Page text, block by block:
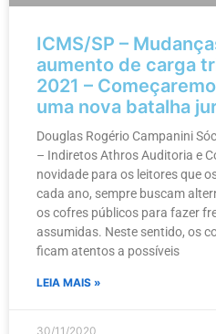
ICMS/SP –
aumento de carga
2021 –
uma nova batalha
Douglas Rogério Campanini
– Indiretos Athros Auditoria e
novidade para os leitores que
cada ano, sempre buscam
os cofres públicos para fazer
assumidas. Neste sentido, os
ficam atentos a possíveis
LEIA MAIS »
30/11/2020